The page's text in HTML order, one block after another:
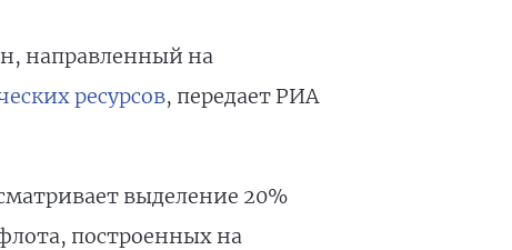
направленный на
ресурсов, передает РИА
выделение 20%
построенных на